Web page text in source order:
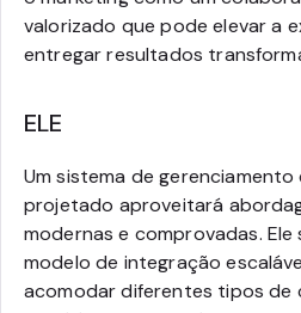
valorizado que pode elevar a
entregar resultados
ELE
Um sistema de
projetado aproveitará
modernas e comprovadas.
modelo de integração
acomodar diferentes tipos de